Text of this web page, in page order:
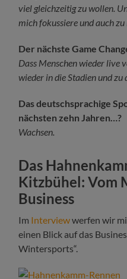
viel gleichzeitig zu wollen.
mich fokussiere und auch zu
Der nächste Game
Dass Menschen wieder live
wieder in die Stadien und zu
Das deutschsprachige
nächsten zehn Jahren…?
Wachsen.
Das
Kitzbühel: Vom
Business
Im Interviewwerfen wir
einen Blick auf das
Wintersports“.